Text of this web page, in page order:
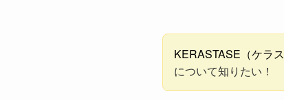
KERASTASE（ケラス
について知りたい！